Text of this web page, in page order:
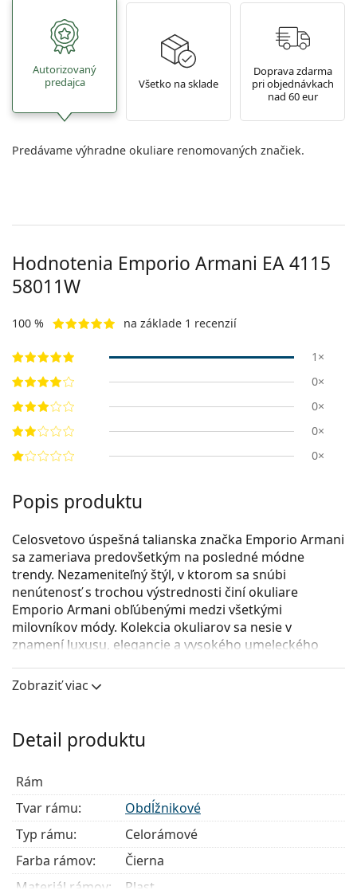
Autorizovaný
predajca
Všetko na sklade
Doprava zdarma
pri objednávkach
nad 60 eur
Predávame výhradne okuliare renomovaných značiek.
Hodnotenia Emporio Armani EA 4115
58011W
100 % na základe 1 recenzií
1×
0×
0×
0×
0×
Popis produktu
Celosvetovo úspešná talianska značka Emporio Armani
sa zameriava predovšetkým na posledné módne
trendy. Nezameniteľný štýl, v ktorom sa snúbi
nenútenosť s trochou výstrednosti činí okuliare
Emporio Armani obľúbenými medzi všetkými
milovníkov módy. Kolekcia okuliarov sa nesie v
znamení luxusu, elegancie a vysokého umeleckého
Emporio Armani EA 4115 58011W (slnečný klip)
Pozrite sa, ako vyzeráte v týchto okuliaroch pomocou
funkcie virtuálnej skúšky.
Okuliarové rámy
Čierna farba rámov skvele ladí so studeným
odtieňom pleti a so svetlohnedými, čiernymi alebo
svetlými blond vlasmi.
Obdĺžnikové rámy sú ideálnou voľbou, ak máte
oválny alebo okrúhly typ tváre.
Zobraziť viac
Detail produktu
Rám
Tvar rámu:
Obdĺžnikové
Typ rámu:
Celorámové
Farba rámov:
Čierna